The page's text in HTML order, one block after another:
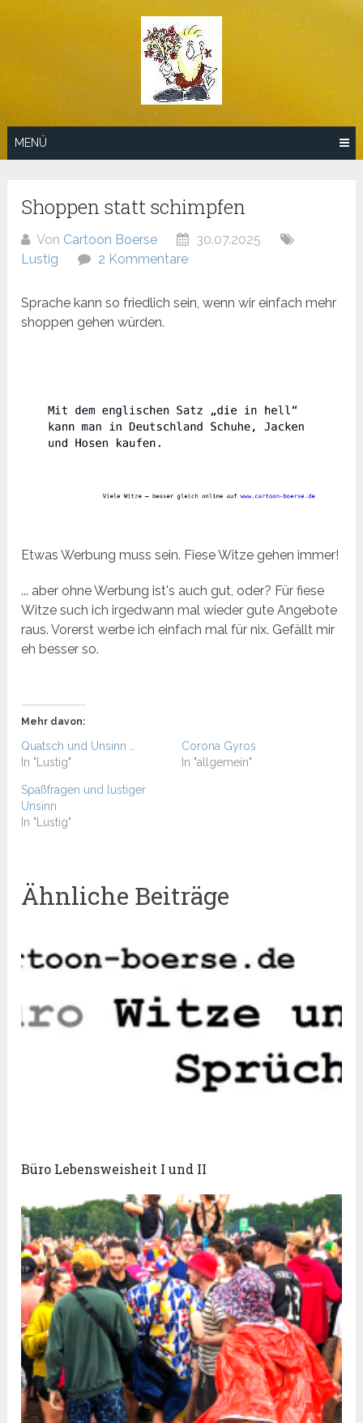
MENÜ
Shoppen statt schimpfen
Von Cartoon Boerse
30.07.2025
Lustig
2 Kommentare
Sprache kann so friedlich sein, wenn wir einfach mehr
shoppen gehen würden.
Etwas Werbung muss sein. Fiese Witze gehen immer!
... aber ohne Werbung ist's auch gut, oder? Für fiese
Witze such ich irgedwann mal wieder gute Angebote
raus. Vorerst werbe ich einfach mal für nix. Gefällt mir
eh besser so.
Mehr davon:
Quatsch und Unsinn …
In "Lustig"
Corona Gyros
In "allgemein"
Spaßfragen und lustiger
Unsinn
In "Lustig"
Ähnliche Beiträge
Büro Lebensweisheit I und II